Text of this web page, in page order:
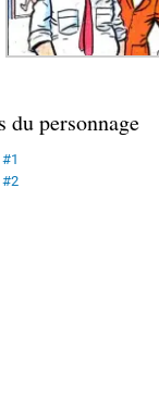
personnage
#2